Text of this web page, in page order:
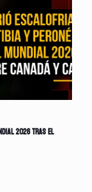
2026 tras el